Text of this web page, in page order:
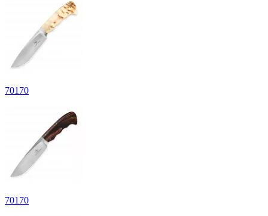
70170
70170